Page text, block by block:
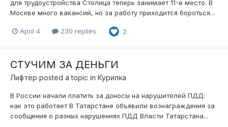
для трудоустройства Столица теперь занимает 11-е место. В
Москве много вакансий, но за работу приходится бороться...
April 4 230 replies 2
СТУЧИМ ЗА ДЕНЬГИ
Лифтёр posted a topic in Курилка
В России начали платить за доносы на нарушителей ПДД:
как это работает В Татарстане объявили вознаграждения за
сообщения о разных нарушениях ПДД Власти Татарстана...